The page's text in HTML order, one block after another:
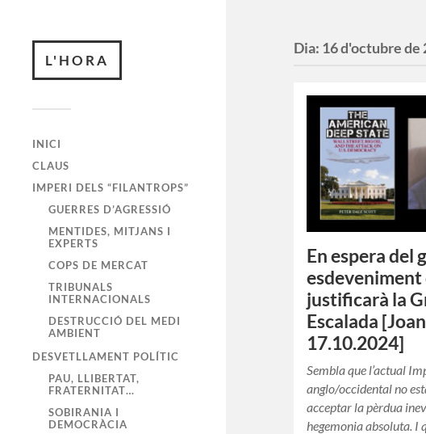
L'HORA
INICI
CLAUS
IMPERI DELS “FILANTROPS”
GUERRES D’AGRESSIÓ
MENTIDES, MITJANS I
EXPERTS
COPS DE MERCAT
TRIBUNALS
INTERNACIONALS
DESTRUCCIÓ DEL MEDI
AMBIENT
DESVETLLAMENT POLÍTIC
PAU, LLIBERTAT,
FRATERNITAT…
SOBIRANIA I
DEMOCRÀCIA
Dia: 16 d'octubre de
En espera del
esdeveniment
justificarà la
Escalada
17.10.2024]
Sembla que l’actual
anglo/occidental no
acceptar la pèrdua
hegemonia absoluta. I